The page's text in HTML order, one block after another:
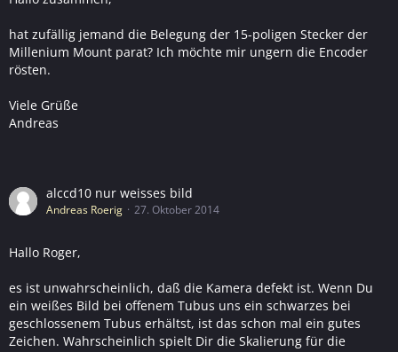
hat zufällig jemand die Belegung der 15-poligen Stecker der
Millenium Mount parat? Ich möchte mir ungern die Encoder
rösten.
Viele Grüße
Andreas
alccd10 nur weisses bild
Andreas Roerig 27. Oktober 2014
Hallo Roger,
es ist unwahrscheinlich, daß die Kamera defekt ist. Wenn Du
ein weißes Bild bei offenem Tubus uns ein schwarzes bei
geschlossenem Tubus erhältst, ist das schon mal ein gutes
Zeichen. Wahrscheinlich spielt Dir die Skalierung für die